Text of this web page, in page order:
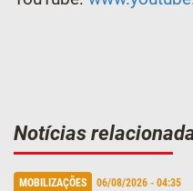
Notícias
MOBILIZAÇÕES 06/08/2026 - 04:35